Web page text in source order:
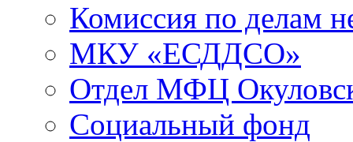
Комиссия по делам
МКУ «ЕСДДСО»
Отдел МФЦ
Социальный фонд